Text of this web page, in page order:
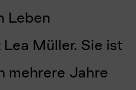
Leben
Müller. Sie ist
mehrere Jahre